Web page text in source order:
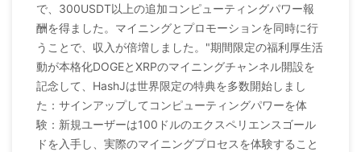
で、300USDT以上の追加コンピューティングパワー報
酬を得ました。マイニングとプロモーションを同時に行
うことで、収入が倍増しました。"期間限定の福利厚生活
動が本格化DOGEとXRPのマイニングチャンネル開設を
記念して、HashJは世界限定の特典を多数開始しまし
た：サインアップしてコンピューティングパワーを体
験：新規ユーザーは100ドルのエクスペリエンスゴール
ドを入手し、実際のマイニングプロセスを体験すること